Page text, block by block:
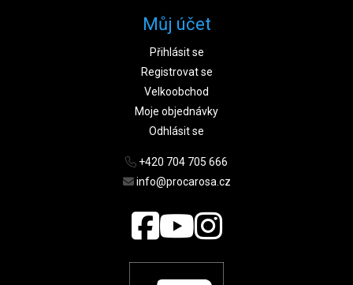
Můj účet
Přihlásit se
Registrovat se
Velkoobchod
Moje objednávky
Odhlásit se
+420 704 705 666
info@procarosa.cz